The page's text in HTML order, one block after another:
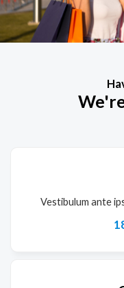
Vestibulum ante